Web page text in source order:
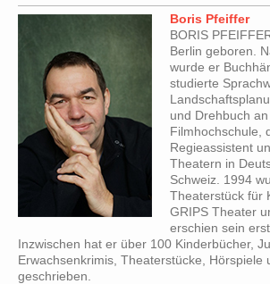
Boris Pfeiffer
BORIS
Berlin geboren.
wurde er
studierte
und Drehbuch
Filmhochschule,
Regieassistent
Theatern in
Schweiz. 1994
Theaterstück für
GRIPS Theater
erschien sein
Inzwischen hat er über 100 Kinderbücher,
Erwachsenkrimis, Theaterstücke, Hörspiele
geschrieben.